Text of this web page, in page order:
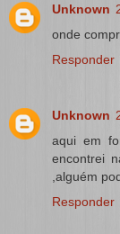
Unknown
onde
Responder
Unknown
aqui em
encontrei
,alguém
Responder